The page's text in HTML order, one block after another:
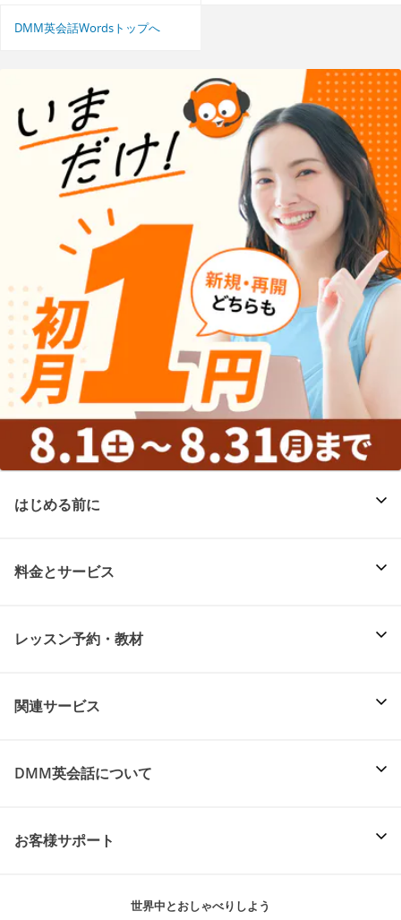
DMM英会話Wordsトップへ
はじめる前に
料金とサービス
レッスン予約・教材
関連サービス
DMM英会話について
お客様サポート
世界中とおしゃべりしよう